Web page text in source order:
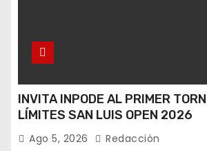
INVITA INPODE AL PRIMER
LÍMITES SAN LUIS OPEN 2026
Ago 5, 2026 Redacción